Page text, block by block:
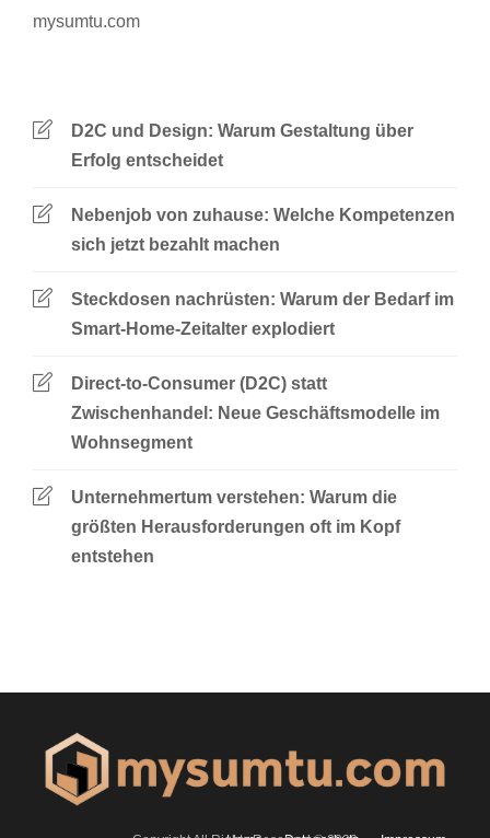
mysumtu.com
D2C und Design: Warum Gestaltung über
Erfolg entscheidet
Nebenjob von zuhause: Welche Kompetenzen
sich jetzt bezahlt machen
Steckdosen nachrüsten: Warum der Bedarf im
Smart-Home-Zeitalter explodiert
Direct-to-Consumer (D2C) statt
Zwischenhandel: Neue Geschäftsmodelle im
Wohnsegment
Unternehmertum verstehen: Warum die
größten Herausforderungen oft im Kopf
entstehen